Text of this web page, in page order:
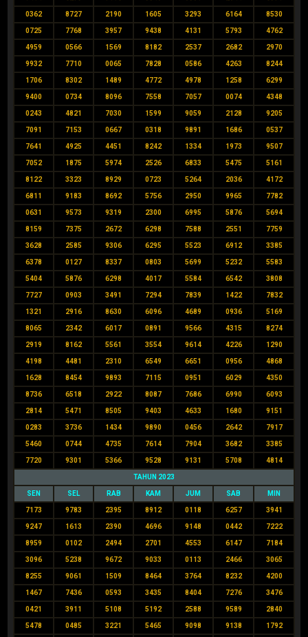
0362 8727 2190 1605 3293 6164 8530
0725 7768 3957 9438 4131 5793 4762
4959 0566 1569 8182 2537 2682 2970
9932 7710 0065 7828 0586 4263 8244
1706 8302 1489 4772 4978 1258 6299
9400 0734 8096 7558 7057 0074 4348
0243 4821 7030 1599 9059 2128 9205
7091 7153 0667 0318 9891 1686 0537
7641 4925 4451 8242 1334 1973 9507
7052 1875 5974 2526 6833 5475 5161
8122 3323 8929 0723 5264 2036 4172
6811 9183 8692 5756 2950 9965 7782
0631 9573 9319 2300 6995 5876 5694
8159 7375 2672 6298 7588 2551 7759
3628 2585 9306 6295 5523 6912 3385
6378 0127 8337 0803 5699 5232 5583
5404 5876 6298 4017 5584 6542 3808
7727 0903 3491 7294 7839 1422 7832
1321 2916 8630 6096 4689 0936 5169
8065 2342 6017 0891 9566 4315 8274
2919 8162 5561 3554 9614 4226 1290
4198 4481 2310 6549 6651 0956 4868
1628 8454 9893 7115 0951 6029 4350
8736 6518 2922 8087 7686 6990 6093
2814 5471 8505 9403 4633 1680 9151
0283 3736 1434 9890 0456 2642 7917
5460 0744 4735 7614 7904 3682 3385
7720 9301 5366 9528 9131 5708 4814
TAHUN 2023
SEN SEL RAB KAM JUM SAB MIN
7173 9783 2395 8912 0118 6257 3941
9247 1613 2390 4696 9148 0442 7222
8959 0102 2494 2701 4553 6147 7184
3096 5238 9672 9033 0113 2466 3065
8255 9061 1509 8464 3764 8232 4200
1467 7436 0593 3435 8404 7276 3476
0421 3911 5108 5192 2588 9589 2840
5478 0485 3221 5465 9098 9138 1792